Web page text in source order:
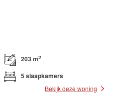
203 m2
5 slaapkamers
Bekijk deze woning